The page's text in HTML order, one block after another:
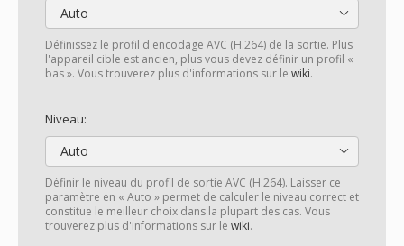
Auto
Définissez le profil d'encodage AVC (H.264) de la sortie. Plus
l'appareil cible est ancien, plus vous devez définir un profil «
bas ». Vous trouverez plus d'informations sur le wiki.
Niveau:
Auto
Définir le niveau du profil de sortie AVC (H.264). Laisser ce
paramètre en « Auto » permet de calculer le niveau correct et
constitue le meilleur choix dans la plupart des cas. Vous
trouverez plus d'informations sur le wiki.